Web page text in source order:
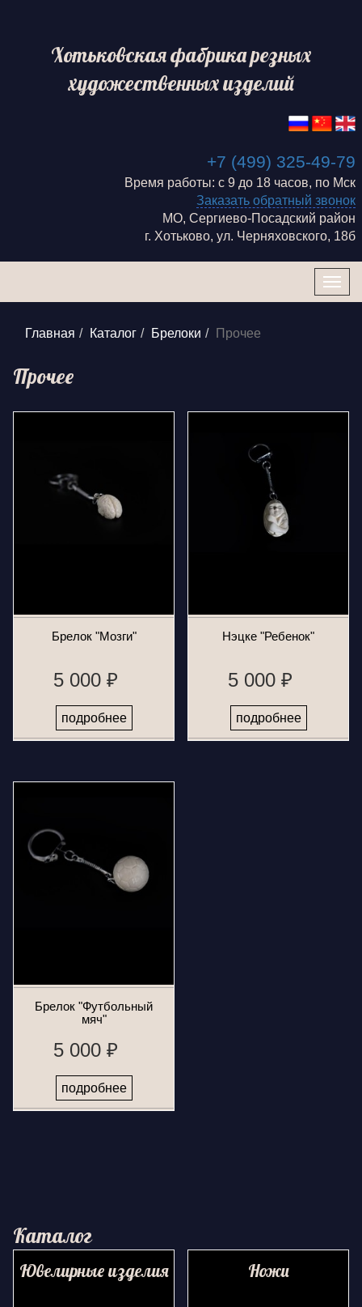
Хотьковская фабрика резных
художественных изделий
+7 (499) 325-49-79
Время работы: с 9 до 18 часов, по Мск
Заказать обратный звонок
МО, Сергиево-Посадский район
г. Хотьково, ул. Черняховского, 18б
Главная Каталог Брелоки Прочее
Прочее
Брелок "Мозги"
5 000 ₽
подробнее
Нэцке "Ребенок"
5 000 ₽
подробнее
Брелок "Футбольный
мяч"
5 000 ₽
подробнее
Каталог
Ювелирные изделия Ножи